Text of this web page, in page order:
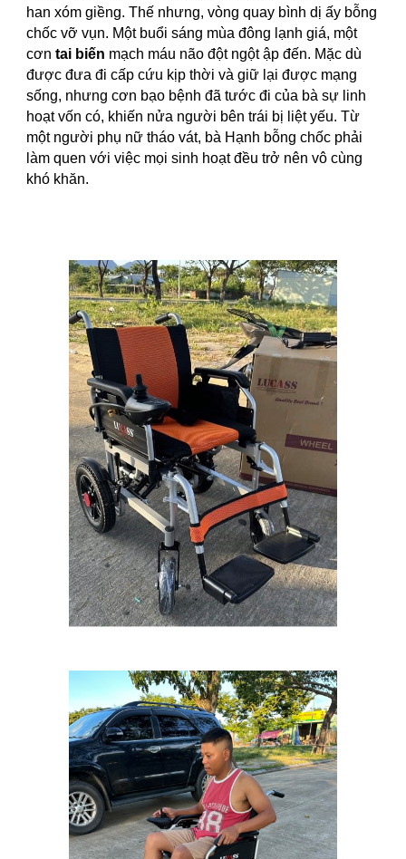
han xóm giềng. Thế nhưng, vòng quay bình dị ấy bỗng
chốc vỡ vụn. Một buổi sáng mùa đông lạnh giá, một
cơntai biến mạch máu não đột ngột ập đến. Mặc dù
được đưa đi cấp cứu kịp thời và giữ lại được mạng
sống, nhưng cơn bạo bệnh đã tước đi của bà sự linh
hoạt vốn có, khiến nửa người bên trái bị liệt yếu. Từ
một người phụ nữ tháo vát, bà Hạnh bỗng chốc phải
làm quen với việc mọi sinh hoạt đều trở nên vô cùng
khó khăn.